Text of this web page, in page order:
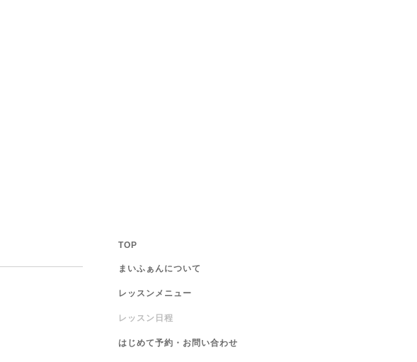
TOP
まいふぁんについて
レッスンメニュー
レッスン日程
はじめて予約・お問い合わせ